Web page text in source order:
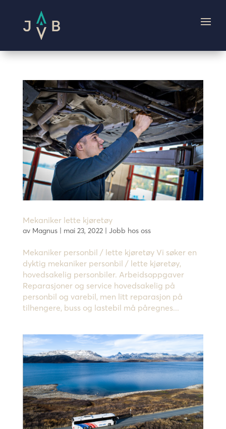
Mekaniker lette kjøretøy
av Magnus| mai 23, 2022| Jobb hos oss
Mekaniker personbil / lette kjøretøy Vi søker en
dyktig mekaniker personbil / lette kjøretøy,
hovedsakelig personbiler. Arbeidsoppgaver
Reparasjoner og service hovedsakelig på
personbil og varebil, men litt reparasjon på
tilhengere, buss og lastebil må påregnes...